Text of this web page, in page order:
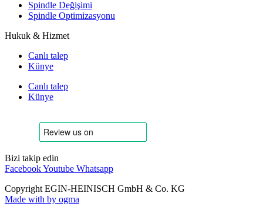
Spindle Değişimi
Spindle Optimizasyonu
Hukuk & Hizmet
Canlı talep
Künye
Canlı talep
Künye
Bizi takip edin
FacebookYoutube Whatsapp
Copyright EGIN-HEINISCH GmbH & Co. KG
Made with by ogma